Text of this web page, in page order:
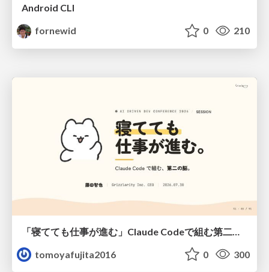
Android CLI
fornewid
0 210
tomoyafujita2016
0 300